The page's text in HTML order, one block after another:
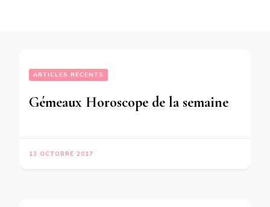
ARTICLES RÉCENTS
13 OCTOBRE 2017